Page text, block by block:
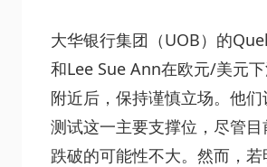
大华银行集团（UOB）的
和Lee Sue Ann在欧元/美元
附近后，保持谨慎立场。他
测试这一主要支撑位，尽管
跌破的可能性不大。然而，